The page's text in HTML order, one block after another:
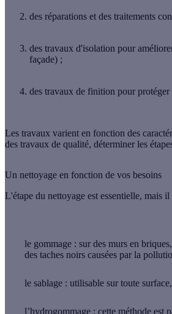
des réparations et des traitements
des travaux d'isolation pour
façade) ;
des travaux de finition pour protéger
Les travaux varient en fonction des
des travaux de qualité, déterminer les
Un nettoyage en fonction de vos besoins
L'étape du nettoyage est essentielle, mais
le gommage : sur des murs en
des taches noirs causées par la
le sablage : utilisable sur toute
l’hydrogommage : cette méthode est